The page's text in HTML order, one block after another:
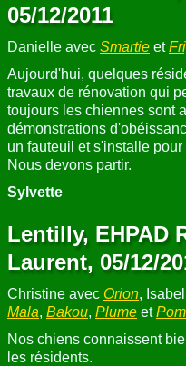
05/12/2011
Danielle avec Smartie et
Aujourd'hui, quelques
travaux de rénovation qui
toujours les chiennes sont
démonstrations
un fauteuil et s'installe pour
Nous devons partir.
Sylvette
Lentilly, EHPAD
Laurent, 05/12/
Christine avec Orion,
Mala, Bakou, Plume et
Nos chiens connaissent
les résidents.